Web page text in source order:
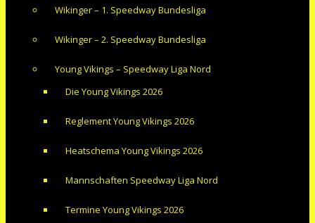
Wikinger – 1. Speedway Bundesliga
Wikinger – 2. Speedway Bundesliga
Young Vikings – Speedway Liga Nord
Die Young Vikings 2026
Reglement Young Vikings 2026
Heatschema Young Vikings 2026
Mannschaften Speedway Liga Nord
Termine Young Vikings 2026